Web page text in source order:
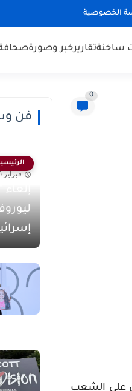
الخصوصية
ساخنةتقاريرخبر وصورة
0
على الشعب
فن
فبراير 15, 2026
إلغاء